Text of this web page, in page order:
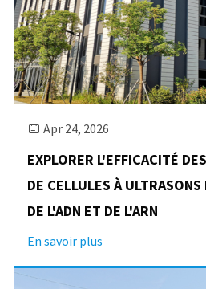
 Apr 24, 2026
EXPLORER L'EFFICACITÉ
DE CELLULES À
DE L'ADN ET DE L'ARN
En savoir plus